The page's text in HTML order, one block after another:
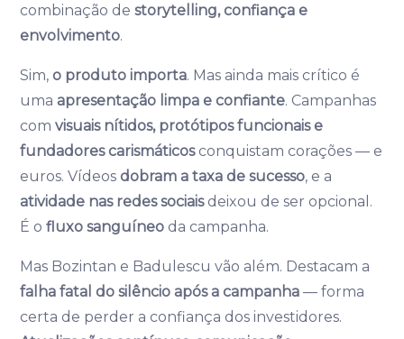
combinação destorytelling, confiança e
envolvimento.
Sim, o produto importa. Mas ainda mais crítico é
uma apresentação limpa e confiante. Campanhas
comvisuais nítidos, protótipos funcionais e
fundadores carismáticosconquistam corações — e
euros. Vídeos dobram a taxa de sucesso, e a
atividade nas redes sociaisdeixou de ser opcional.
É ofluxo sanguíneo da campanha.
Mas Bozintan e Badulescu vão além. Destacam a
falha fatal do silêncio após a campanha — forma
certa de perder a confiança dos investidores.